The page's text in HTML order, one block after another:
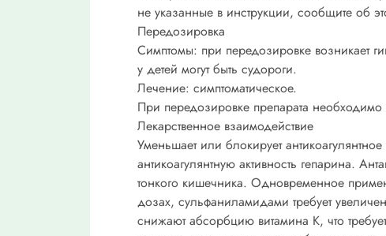
не указанные в инструкции, сообщите об
Передозировка
Симптомы: при передозировке возникает
у детей могут быть судороги.
Лечение: симптоматическое.
При передозировке препарата необходимо
Лекарственное взаимодействие
Уменьшает или блокирует
антикоагулянтную активность гепарина.
тонкого кишечника. Одновременное
дозах, сульфаниламидами требует
снижают абсорбцию витамина К, что